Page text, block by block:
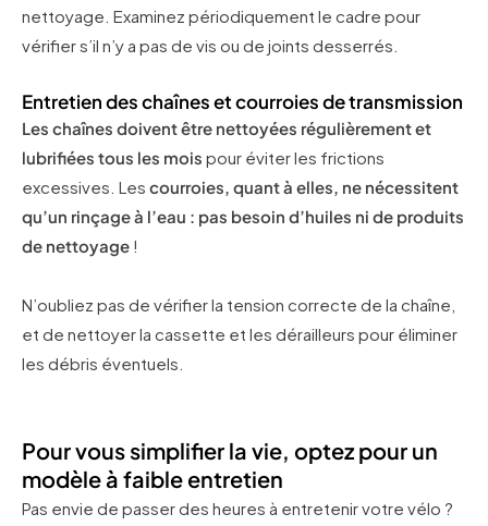
nettoyage. Examinez périodiquement le cadre pour
vérifier s’il n’y a pas de vis ou de joints desserrés.
Entretien des chaînes et courroies de transmission
Les chaînes doivent être nettoyées régulièrement et
lubrifiées tous les mois pour éviter les frictions
excessives. Les courroies, quant à elles, ne nécessitent
qu’un rinçage à l’eau : pas besoin d’huiles ni de produits
de nettoyage !
N’oubliez pas de vérifier la tension correcte de la chaîne,
et de nettoyer la cassette et les dérailleurs pour éliminer
les débris éventuels.
Pour vous simplifier la vie, optez pour un
modèle à faible entretien
Pas envie de passer des heures à entretenir votre vélo ?